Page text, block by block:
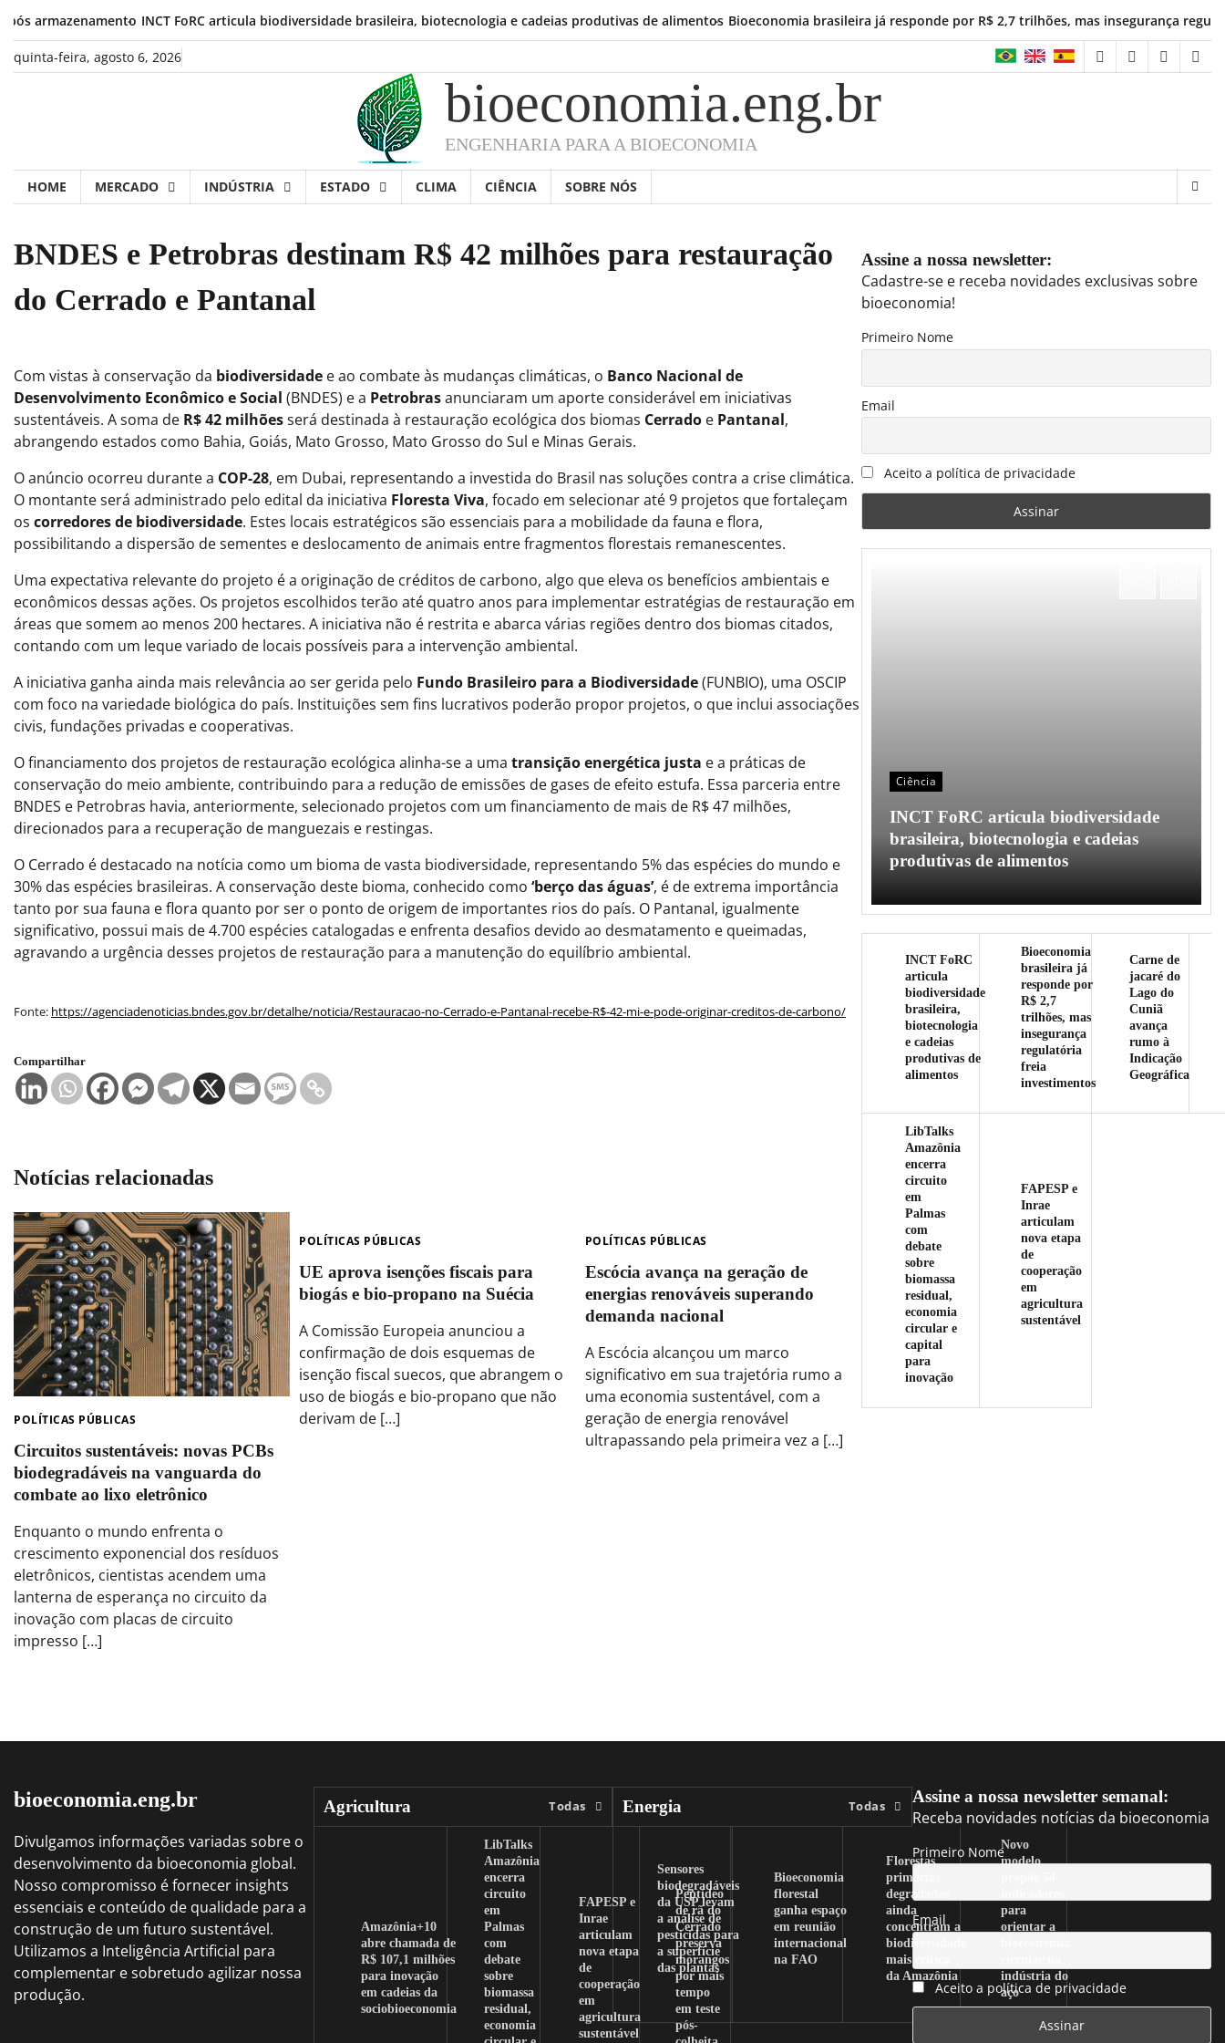
content
INCT FoRC articula biodiversidade brasileira, biotecnologia e cadeias produtivas de alimentos Bioeconomia brasileira já responde por R$ 2,7 trilhões, mas insegurança regulatória
quinta-feira, agosto 6, 2026 facebookinstagram
linkedin
bioeconomia.eng.br
ENGENHARIA PARA A BIOECONOMIA
HOME MERCADO INDÚSTRIA ESTADO CLIMA CIÊNCIA SOBRE NÓS
BNDES e Petrobras destinam R$ 42 milhões para restauração
do Cerrado e Pantanal
Com vistas à conservação da biodiversidade e ao combate às mudanças climáticas, o Banco Nacional de
Desenvolvimento Econômico e Social (BNDES) e a Petrobrasanunciaram um aporte considerável em iniciativas
sustentáveis. A soma de R$ 42 milhõesserá destinada à restauração ecológica dos biomas Cerrado e Pantanal,
abrangendo estados como Bahia, Goiás, Mato Grosso, Mato Grosso do Sul e Minas Gerais.
O anúncio ocorreu durante a COP-28, em Dubai, representando a investida do Brasil nas soluções contra a crise climática.
O montante será administrado pelo edital da iniciativa Floresta Viva, focado em selecionar até 9 projetos que fortaleçam
os corredores de biodiversidade. Estes locais estratégicos são essenciais para a mobilidade da fauna e flora,
possibilitando a dispersão de sementes e deslocamento de animais entre fragmentos florestais remanescentes.
Uma expectativa relevante do projeto é a originação de créditos de carbono, algo que eleva os benefícios ambientais e
econômicos dessas ações. Os projetos escolhidos terão até quatro anos para implementar estratégias de restauração em
áreas que somem ao menos 200 hectares. A iniciativa não é restrita e abarca várias regiões dentro dos biomas citados,
contando com um leque variado de locais possíveis para a intervenção ambiental.
A iniciativa ganha ainda mais relevância ao ser gerida pelo Fundo Brasileiro para a Biodiversidade(FUNBIO), uma OSCIP
com foco na variedade biológica do país. Instituições sem fins lucrativos poderão propor projetos, o que inclui associações
civis, fundações privadas e cooperativas.
O financiamento dos projetos de restauração ecológica alinha-se a uma transição energética justa e a práticas de
conservação do meio ambiente, contribuindo para a redução de emissões de gases de efeito estufa. Essa parceria entre
BNDES e Petrobras havia, anteriormente, selecionado projetos com um financiamento de mais de R$ 47 milhões,
direcionados para a recuperação de manguezais e restingas.
O Cerrado é destacado na notícia como um bioma de vasta biodiversidade, representando 5% das espécies do mundo e
30% das espécies brasileiras. A conservação deste bioma, conhecido como ‘berço das águas’, é de extrema importância
tanto por sua fauna e flora quanto por ser o ponto de origem de importantes rios do país. O Pantanal, igualmente
significativo, possui mais de 4.700 espécies catalogadas e enfrenta desafios devido ao desmatamento e queimadas,
agravando a urgência desses projetos de restauração para a manutenção do equilíbrio ambiental.
Fonte: https://agenciadenoticias.bndes.gov.br/detalhe/noticia/Restauracao-no-Cerrado-e-Pantanal-recebe-R$-42-mi-e-pode-originar-creditos-de-carbono/
Compartilhar
Notícias relacionadas
POLÍTICAS PÚBLICAS
Circuitos sustentáveis: novas PCBs
biodegradáveis na vanguarda do
combate ao lixo eletrônico
Enquanto o mundo enfrenta o
crescimento exponencial dos resíduos
eletrônicos, cientistas acendem uma
lanterna de esperança no circuito da
inovação com placas de circuito
impresso […]
POLÍTICAS PÚBLICAS
UE aprova isenções fiscais para
biogás e bio-propano na Suécia
A Comissão Europeia anunciou a
confirmação de dois esquemas de
isenção fiscal suecos, que abrangem o
uso de biogás e bio-propano que não
derivam de […]
POLÍTICAS PÚBLICAS
Escócia avança na geração de
energias renováveis superando
demanda nacional
A Escócia alcançou um marco
significativo em sua trajetória rumo a
uma economia sustentável, com a
geração de energia renovável
ultrapassando pela primeira vez a […]
Assine a nossa newsletter:
Cadastre-se e receba novidades exclusivas sobre
bioeconomia!
Primeiro Nome
Email
Aceito a política de privacidade
Eventos E Conferências
LibTalks Amazônia encerra circuito em
Palmas com debate sobre biomassa
para inovação
Ciência
INCT FoRC articula biodiversidade
brasileira, biotecnologia e cadeias
produtivas de alimentos
INCT FoRC
articula
biodiversidade
brasileira,
biotecnologia
e cadeias
produtivas de
alimentos
Bioeconomia
brasileira já
responde por
R$ 2,7
trilhões, mas
insegurança
regulatória
freia
investimentos
Carne de
jacaré do
Lago do
Cuniã
avança
rumo à
Indicação
Geográfica
LibTalks
Amazônia
encerra
circuito
em
Palmas
com
debate
sobre
biomassa
residual,
economia
circular e
capital
para
inovação
FAPESP e
Inrae
articulam
nova etapa
de
cooperação
em
agricultura
sustentável
bioeconomia.eng.br
Divulgamos informações variadas sobre o
desenvolvimento da bioeconomia global.
Nosso compromisso é fornecer insights
essenciais e conteúdo de qualidade para a
construção de um futuro sustentável.
Utilizamos a Inteligência Artificial para
complementar e sobretudo agilizar nossa
produção.
Agricultura Todas
Amazônia+10
abre chamada de
R$ 107,1 milhões
para inovação
em cadeias da
sociobioeconomia
LibTalks
Amazônia
encerra
circuito
em
Palmas
com
debate
sobre
biomassa
residual,
economia
FAPESP e
Inrae
articulam
nova etapa
de
cooperação
em
agricultura
sustentável
Peptídeo
de rã do
Cerrado
preserva
morangos
por mais
tempo
em teste
pós-
Energia Todas
Sensores
biodegradáveis
da USP levam
a análise de
pesticidas para
a superfície
das plantas
Bioeconomia
florestal
ganha espaço
em reunião
internacional
na FAO
Florestas
primárias
degradadas
ainda
concentram a
biodiversidade
mais crítica
da Amazônia
Novo
modelo
para
orientar a
indústria do
aço
Assine a nossa newsletter semanal:
Receba novidades notícias da bioeconomia
Primeiro Nome
Email
Aceito a política de privacidade